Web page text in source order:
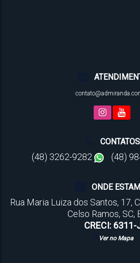
CONTATOS
(48) 3262-9282 (48)
ONDE
Rua Maria Luiza dos Santos, 17,
Celso Ramos, SC,
CRECI: 6311-
Ver no Mapa